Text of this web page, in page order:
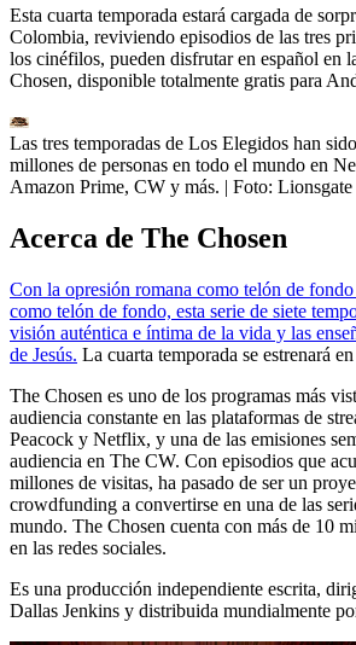
Esta cuarta temporada estará cargada de
Colombia, reviviendo episodios de las tres
los cinéfilos, pueden disfrutar en español en
Chosen, disponible totalmente gratis para
Las tres temporadas de Los Elegidos han
millones de personas en todo el mundo en
Amazon Prime, CW y más. | Foto: Lionsgate
Acerca de The Chosen
Con la opresión romana como telón de
como telón de fondo, esta serie de siete
visión auténtica e íntima de la vida y las
de Jesús. La cuarta temporada se estrenará
The Chosen es uno de los programas más
audiencia constante en las plataformas de
Peacock y Netflix, y una de las emisiones
audiencia en The CW. Con episodios que
millones de visitas, ha pasado de ser un
crowdfunding a convertirse en una de las
mundo. The Chosen cuenta con más de 10
en las redes sociales.
Es una producción independiente escrita,
Dallas Jenkins y distribuida mundialmente